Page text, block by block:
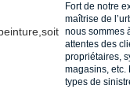
Fort de notre
maîtrise de
nous sommes
attentes des
propriétaires,
magasins, etc.
types de